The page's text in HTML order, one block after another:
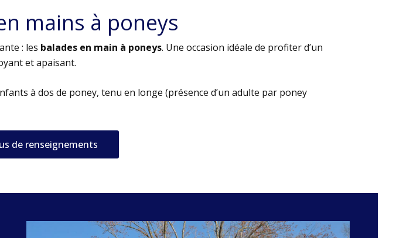
mains à poneys
: les balades en main à poneys. Une occasion idéale de profiter d’un
et apaisant.
à dos de poney, tenu en longe (présence d’un adulte par poney
de renseignements